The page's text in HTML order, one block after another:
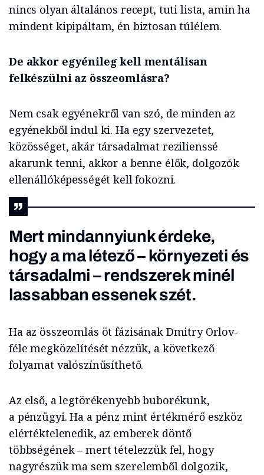
nincs olyan általános recept, tuti lista, amin ha
mindent kipipáltam, én biztosan túlélem.
De akkor egyénileg kell mentálisan
felkészülni az összeomlásra?
Nem csak egyénekről van szó, de minden az
egyénekből indul ki. Ha egy szervezetet,
közösséget, akár társadalmat rezilienssé
akarunk tenni, akkor a benne élők, dolgozók
ellenállóképességét kell fokozni.
Mert mindannyiunk érdeke,
hogy a ma létező – környezeti és
társadalmi – rendszerek minél
lassabban essenek szét.
Ha az összeomlás öt fázisának Dmitry Orlov-
féle megközelítését nézzük, a következő
folyamat valószínűsíthető.
Az első, a legtörékenyebb buborékunk,
a pénzügyi. Ha a pénz mint értékmérő eszköz
elértéktelenedik, az emberek döntő
többségének – mert tételezzük fel, hogy
nagyrészük ma sem szerelemből dolgozik,